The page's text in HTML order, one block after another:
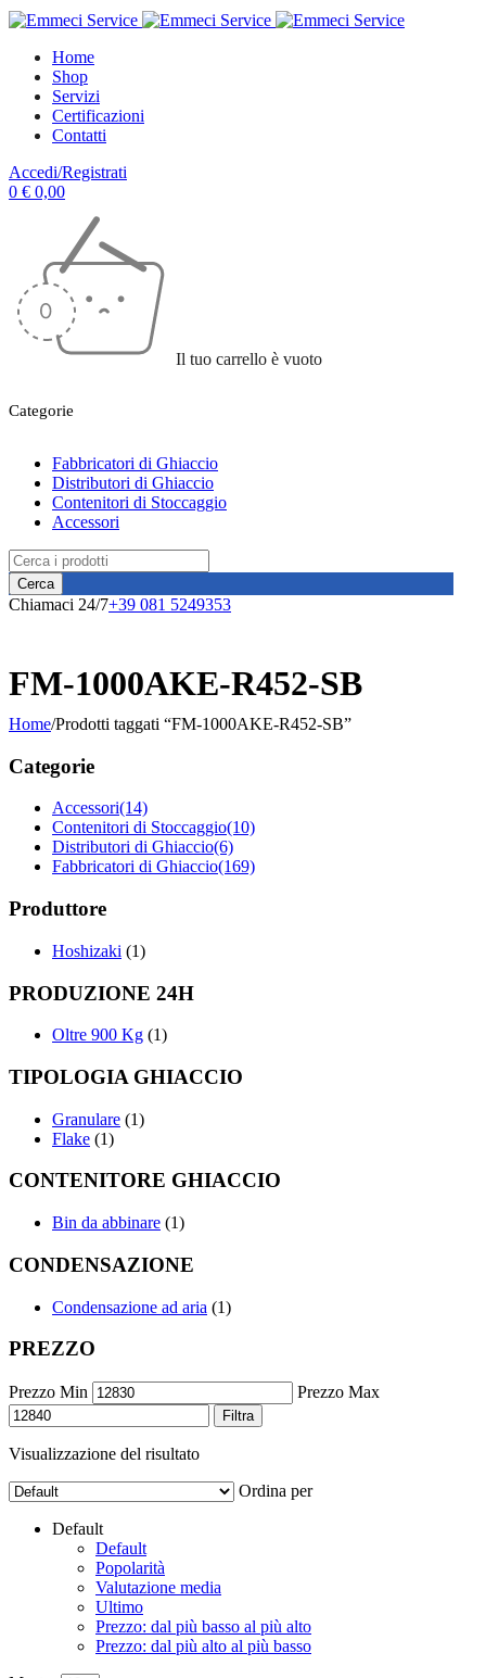
Home
Shop
Servizi
Certificazioni
Contatti
Accedi/Registrati
0 € 0,00
Il tuo carrello è vuoto
Categorie
Fabbricatori di Ghiaccio
Distributori di Ghiaccio
Contenitori di Stoccaggio
Accessori
Chiamaci 24/7+39 081 5249353
FM-1000AKE-R452-SB
Home/Prodotti taggati “FM-1000AKE-R452-SB”
Categorie
Accessori(14)
Contenitori di Stoccaggio(10)
Distributori di Ghiaccio(6)
Fabbricatori di Ghiaccio(169)
Produttore
Hoshizaki (1)
PRODUZIONE 24H
Oltre 900 Kg (1)
TIPOLOGIA GHIACCIO
Granulare (1)
Flake (1)
CONTENITORE GHIACCIO
Bin da abbinare (1)
CONDENSAZIONE
Condensazione ad aria (1)
PREZZO
Prezzo Min Prezzo Max
Filtra
Visualizzazione del risultato
Ordina per
Default
Default
Popolarità
Valutazione media
Ultimo
Prezzo: dal più basso al più alto
Prezzo: dal più alto al più basso